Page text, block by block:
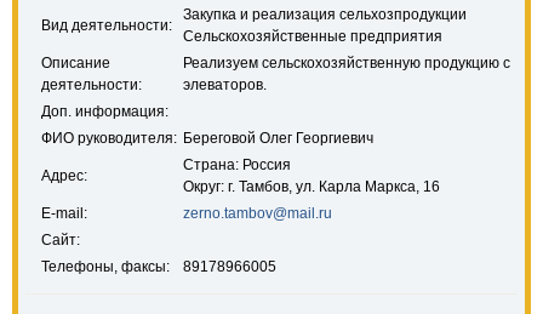
Вид деятельности:
Закупка и реализация сельхозпродукции
Сельскохозяйственные предприятия
Описание
деятельности:
Реализуем сельскохозяйственную продукцию с
элеваторов.
Доп. информация:
ФИО руководителя: Береговой Олег Георгиевич
Адрес:
Страна: Россия
Округ: г. Тамбов, ул. Карла Маркса, 16
E-mail:
zerno.tambov@mail.ru
Сайт:
Телефоны, факсы:
89178966005